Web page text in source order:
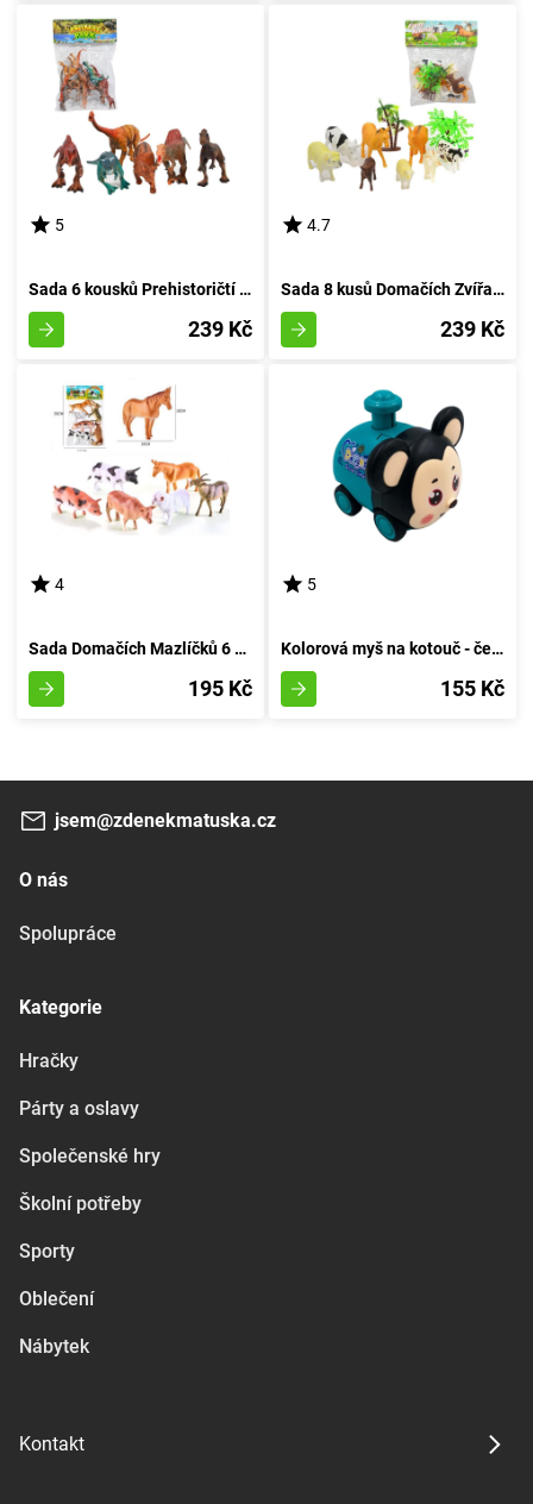
5
Sada 6 kousků Prehistoričtí Tvorečci v Pytlíku
239 Kč
4.7
Sada 8 kusů Domačích Zvířat z Venkovské usedlosti
239 Kč
4
Sada Domačích Mazlíčků 6 Kousků
195 Kč
5
Kolorová myš na kotouč - červená
155 Kč
jsem@zdenekmatuska.cz
O nás
Spolupráce
Kategorie
Hračky
Párty a oslavy
Společenské hry
Školní potřeby
Sporty
Oblečení
Nábytek
Kontakt